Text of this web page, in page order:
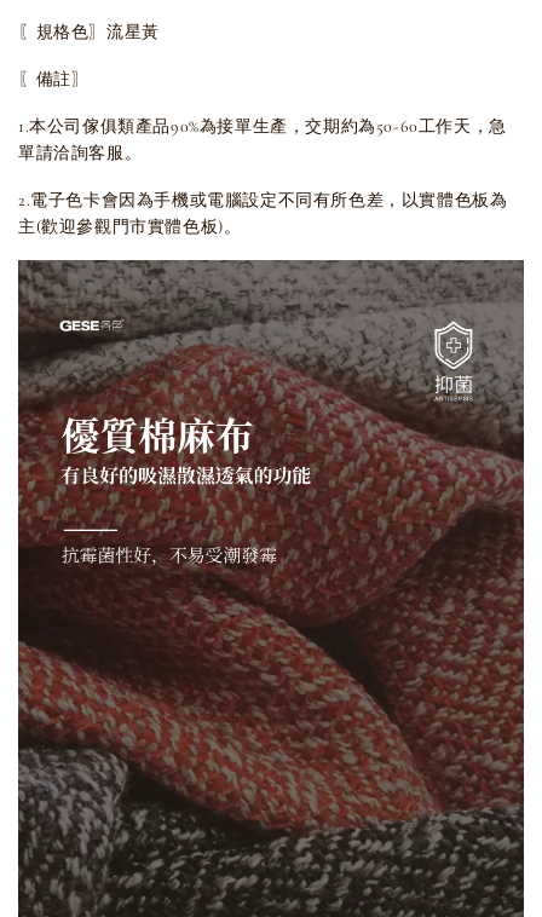
〖規格色〗流星黃
〖備註〗
1.本公司傢俱類產品90%為接單生產，交期約為50-60工作天，急
單請洽詢客服。
2.電子色卡會因為手機或電腦設定不同有所色差，以實體色板為
主(歡迎參觀門市實體色板)。